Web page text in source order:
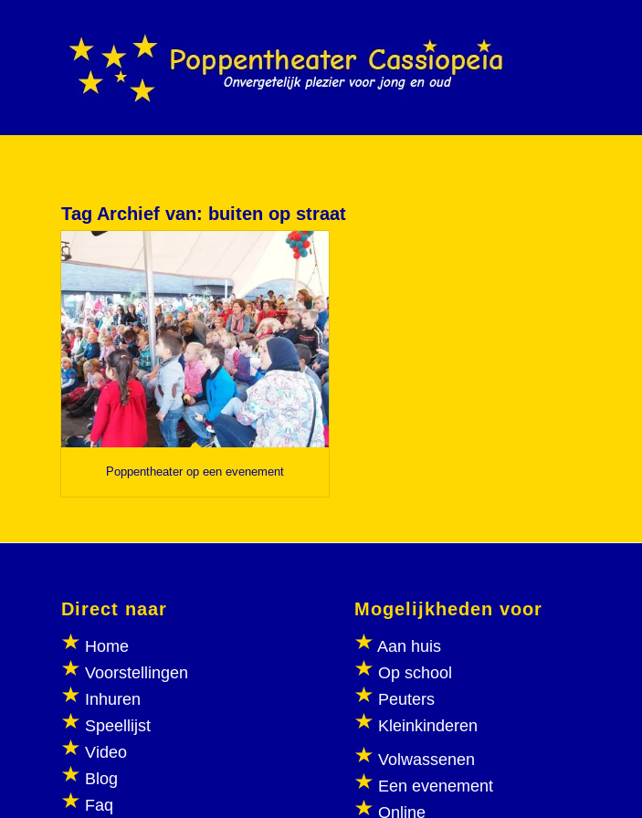
Tag Archief van: buiten op straat
Poppentheater op een evenement
Direct naar
Home
Voorstellingen
Inhuren
Speellijst
Video
Blog
Faq
Mogelijkheden voor
Aan huis
Op school
Peuters
Kleinkinderen
Volwassenen
Een evenement
Online